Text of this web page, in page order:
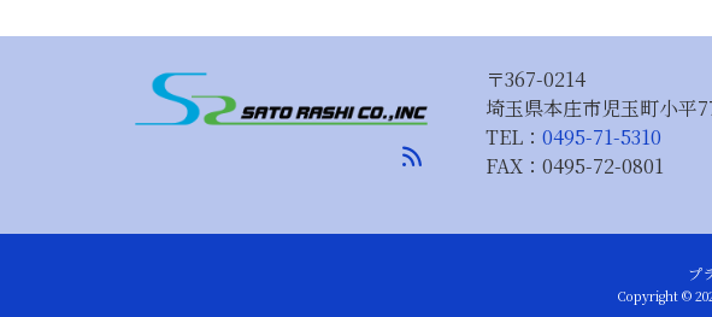
rss_feed
〒367-0214
埼玉県本庄市児玉町小平
TEL： 0495-71-5310
FAX： 0495-72-0801
プ
Copyright ©